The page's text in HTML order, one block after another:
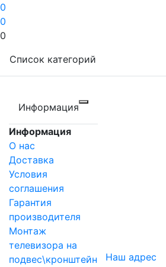
0
0
0
Список категорий
Информация
Информация
О нас
Доставка
Условия
соглашения
Гарантия
производителя
Монтаж
телевизора на
подвес\кронштейн
Наш адрес